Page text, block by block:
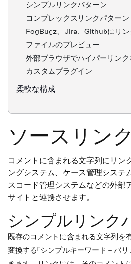
シンプルリンクパターン
コンプレックスリンクパターン
FogBugz、Jira、Githubにリン
ファイルのプレビュー
外部ブラウザでハイパーリンク
カスタムプラグイン
柔軟な構成
ソースリンク
コメントに含まれる文字列にリン
ングシステム、ケース管理システ
スコード管理システムなどの外部
サイトと連携させます。
シンプルリンク
既存のコメントに含まれる文字列を
変換する「シンプルキーワード－バリ